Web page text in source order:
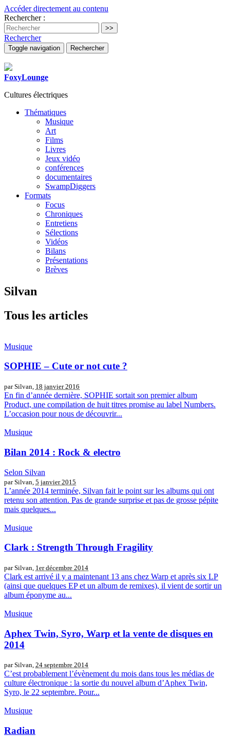
Accéder directement au contenu
Rechercher :
Rechercher
Toggle navigation Rechercher
FoxyLounge
Cultures électriques
Thématiques
Musique
Art
Films
Livres
Jeux vidéo
conférences
documentaires
SwampDiggers
Formats
Focus
Chroniques
Entretiens
Sélections
Vidéos
Bilans
Présentations
Brèves
Silvan
Tous les articles
Musique
SOPHIE – Cute or not cute ?
par Silvan, 18 janvier 2016
En fin d’année dernière, SOPHIE sortait son premier album
Product, une compilation de huit titres promise au label Numbers.
L’occasion pour nous de découvrir...
Musique
Bilan 2014 : Rock & electro
Selon Silvan
par Silvan, 5 janvier 2015
L’année 2014 terminée, Silvan fait le point sur les albums qui ont
retenu son attention. Pas de grande surprise et pas de grosse pépite
mais quelques...
Musique
Clark : Strength Through Fragility
par Silvan, 1er décembre 2014
Clark est arrivé il y a maintenant 13 ans chez Warp et après six LP
(ainsi que quelques EP et un album de remixes), il vient de sortir un
album éponyme au...
Musique
Aphex Twin, Syro, Warp et la vente de disques en
2014
par Silvan, 24 septembre 2014
C’est probablement l’évènement du mois dans tous les médias de
culture électronique : la sortie du nouvel album d’Aphex Twin,
Syro, le 22 septembre. Pour...
Musique
Radian